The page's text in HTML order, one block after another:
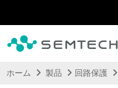
メインコンテンツにスキップ
ホーム 製品 回路保護